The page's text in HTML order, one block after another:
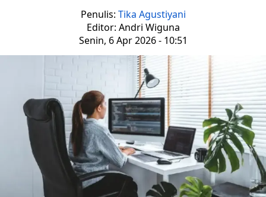
Penulis: Tika Agustiyani
Editor: Andri Wiguna
Senin, 6 Apr 2026 - 10:51